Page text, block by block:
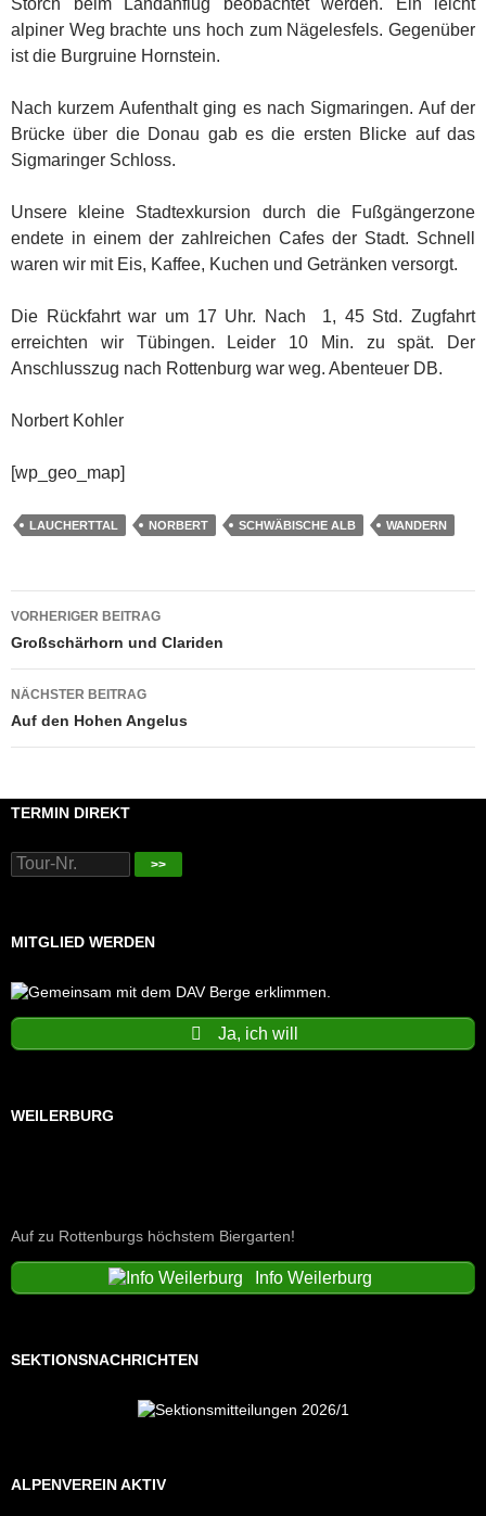
alpiner Weg brachte uns hoch zum Nägelesfels. Gegenüber
ist die Burgruine Hornstein.
Nach kurzem Aufenthalt ging es nach Sigmaringen. Auf der
Brücke über die Donau gab es die ersten Blicke auf das
Sigmaringer Schloss.
Unsere kleine Stadtexkursion durch die Fußgängerzone
endete in einem der zahlreichen Cafes der Stadt. Schnell
waren wir mit Eis, Kaffee, Kuchen und Getränken versorgt.
Die Rückfahrt war um 17 Uhr. Nach 1, 45 Std. Zugfahrt
erreichten wir Tübingen. Leider 10 Min. zu spät. Der
Anschlusszug nach Rottenburg war weg. Abenteuer DB.
Norbert Kohler
[wp_geo_map]
LAUCHERTTAL NORBERT SCHWÄBISCHE ALB WANDERN
Beitragsnavigation
VORHERIGER BEITRAG
Großschärhorn und Clariden
NÄCHSTER BEITRAG
Auf den Hohen Angelus
TERMIN DIREKT
>>
MITGLIED WERDEN
Ja, ich will
WEILERBURG
Auf zu Rottenburgs höchstem Biergarten!
Info Weilerburg
SEKTIONSNACHRICHTEN
ALPENVEREIN AKTIV